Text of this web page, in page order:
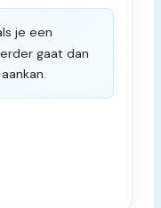
je een
gaat dan